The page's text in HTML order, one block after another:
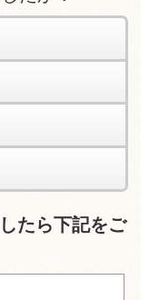
たら下記をご